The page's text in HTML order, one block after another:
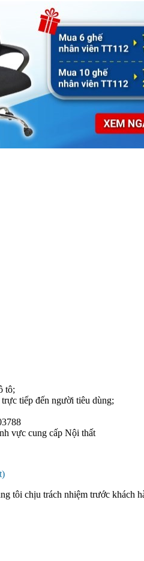
tô;
tiếp đến người tiêu dùng;
vực cung cấp Nội thất
tôi chịu trách nhiệm trước